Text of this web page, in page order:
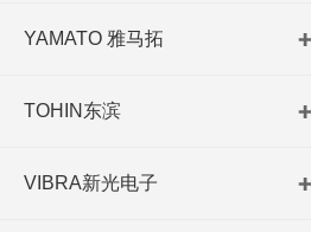
YAMATO 雅马拓
TOHIN东滨
VIBRA新光电子